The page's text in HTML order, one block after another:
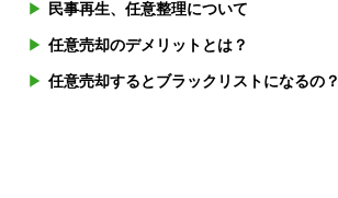
民事再生、任意整理について
任意売却のデメリットとは？
任意売却するとブラックリストになるの？